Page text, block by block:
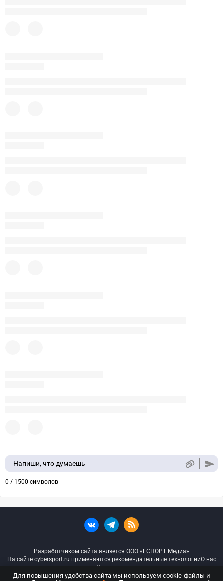
Напиши, что думаешь
0 / 1500 символов
Разработчиком сайта является ООО «ЕСПОРТ Медиа»
На сайте cybersport.ru применяются рекомендательные технологииО нас
Документы
Для повышения удобства сайта мы используем cookie-файлы и